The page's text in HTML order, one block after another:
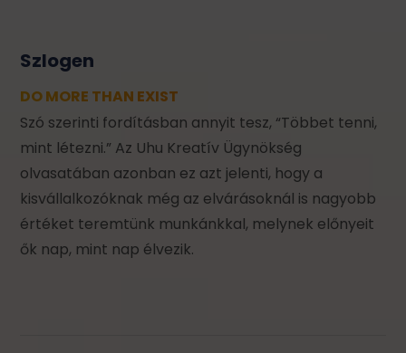
Szlogen
DO MORE THAN EXIST
Szó szerinti fordításban annyit tesz, “Többet tenni,
mint létezni.” Az Uhu Kreatív Ügynökség
olvasatában azonban ez azt jelenti, hogy a
kisvállalkozóknak még az elvárásoknál is nagyobb
értéket teremtünk munkánkkal, melynek előnyeit
ők nap, mint nap élvezik.